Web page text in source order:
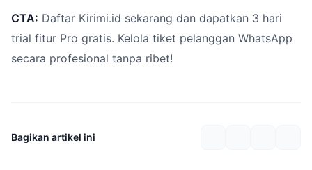
CTA: Daftar Kirimi.id sekarang dan dapatkan 3 hari
trial fitur Pro gratis. Kelola tiket pelanggan WhatsApp
secara profesional tanpa ribet!
Bagikan artikel ini